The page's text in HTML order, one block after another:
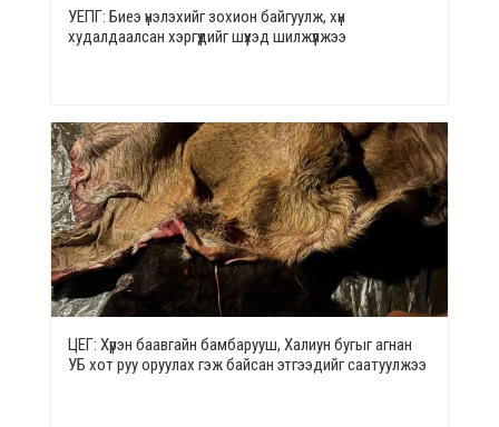
УЕПГ: Биеэ үнэлэхийг зохион байгуулж, хүн
худалдаалсан хэргүүдийг шүүхэд шилжүүлжээ
ЦЕГ: Хүрэн баавгайн бамбарууш, Халиун бугыг агнан
УБ хот руу оруулах гэж байсан этгээдийг саатуулжээ